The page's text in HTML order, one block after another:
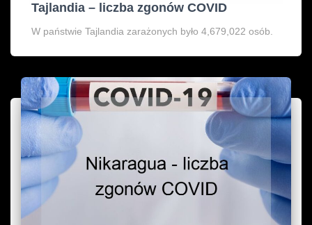
Tajlandia – liczba zgonów COVID
W państwie Tajlandia zarażonych było 4,679,022 osób.